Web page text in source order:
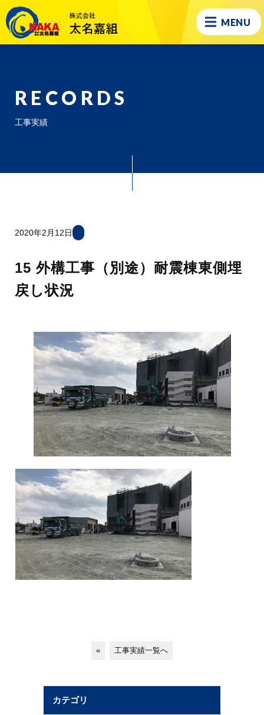
MENU
RECORDS
工事実績
2020年2月12日
15 外構工事（別途）耐震棟東側埋
戻し状況
« 工事実績一覧へ
カテゴリ